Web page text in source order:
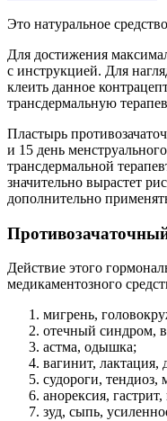
Это натуральное
Для достижения
с инструкцией. Для
клеить данное
трансдермальную
Пластырь
и 15 день
трансдермальной
значительно вырастет
дополнительно
Действие этого
медикаментозного
мигрень,
отечный синдром,
астма, одышка;
вагинит,
судороги, тендиоз,
анорексия,
зуд, сыпь,